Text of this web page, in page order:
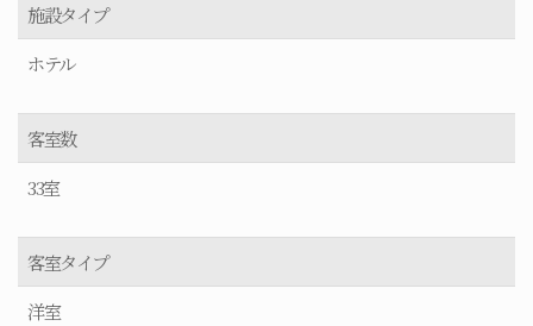
施設タイプ
ホテル
客室数
33室
客室タイプ
洋室